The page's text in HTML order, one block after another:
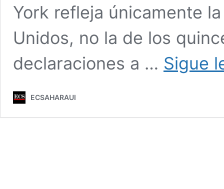
York refleja únicamente
Unidos, no la de los
declaraciones a … Sigue
ECSAHARAUI